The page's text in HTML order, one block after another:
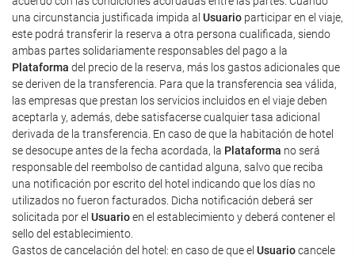
una circunstancia justificada impida al Usuario participar en el viaje,
este podrá transferir la reserva a otra persona cualificada, siendo
ambas partes solidariamente responsables del pago a la
Plataforma del precio de la reserva, más los gastos adicionales que
se deriven de la transferencia. Para que la transferencia sea válida,
las empresas que prestan los servicios incluidos en el viaje deben
aceptarla y, además, debe satisfacerse cualquier tasa adicional
derivada de la transferencia. En caso de que la habitación de hotel
se desocupe antes de la fecha acordada, la Plataforma no será
responsable del reembolso de cantidad alguna, salvo que reciba
una notificación por escrito del hotel indicando que los días no
utilizados no fueron facturados. Dicha notificación deberá ser
solicitada por el Usuarioen el establecimiento y deberá contener el
sello del establecimiento.
Gastos de cancelación del hotel: en caso de que el Usuariocancele